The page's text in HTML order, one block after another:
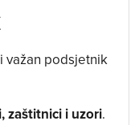
važan podsjetnik
zaštitnici i uzori.